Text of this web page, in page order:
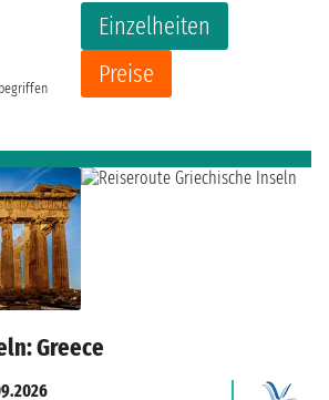
Einzelheiten
Preise
Greece